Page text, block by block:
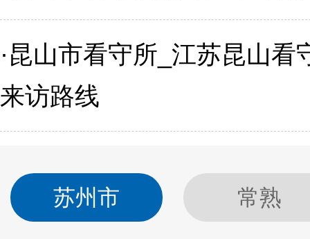
·昆山市看守所_江苏昆山看
来访路线
苏州市 常熟